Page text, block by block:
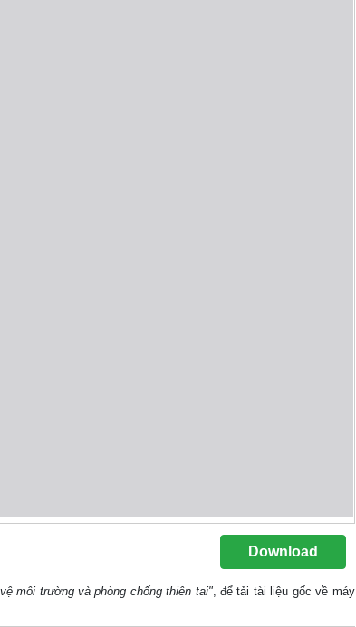
Download
môi trường và phòng chống thiên tai", để tải tài liệu gốc về máy